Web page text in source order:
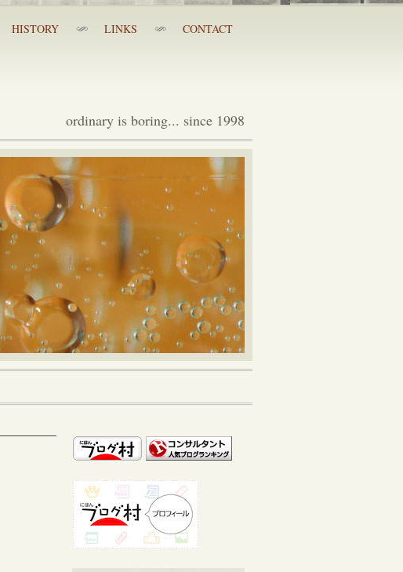
HISTORY LINKS CONTACT
ordinary is boring... since 1998